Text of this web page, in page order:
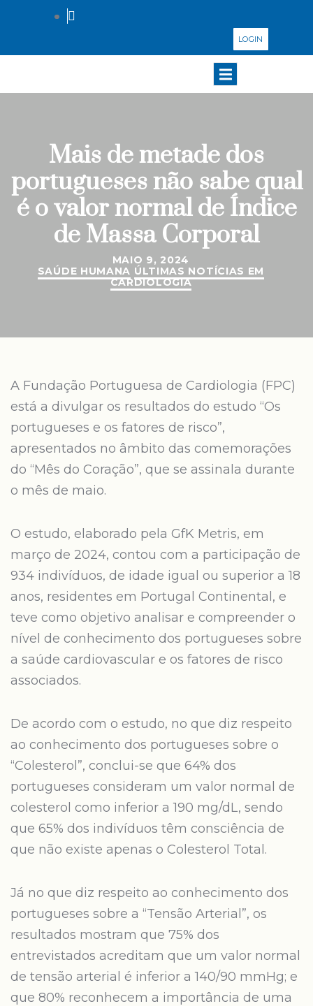
LOGIN
Mais de metade dos
portugueses não sabe qual
é o valor normal de Índice
de Massa Corporal
MAIO 9, 2024
SAÚDE HUMANA ÚLTIMAS NOTÍCIAS EM
CARDIOLOGIA
A Fundação Portuguesa de Cardiologia (FPC)
está a divulgar os resultados do estudo “Os
portugueses e os fatores de risco”,
apresentados no âmbito das comemorações
do “Mês do Coração”, que se assinala durante
o mês de maio.
O estudo, elaborado pela GfK Metris, em
março de 2024, contou com a participação de
934 indivíduos, de idade igual ou superior a 18
anos, residentes em Portugal Continental, e
teve como objetivo analisar e compreender o
nível de conhecimento dos portugueses sobre
a saúde cardiovascular e os fatores de risco
associados.
De acordo com o estudo, no que diz respeito
ao conhecimento dos portugueses sobre o
“Colesterol”, conclui-se que 64% dos
portugueses consideram um valor normal de
colesterol como inferior a 190 mg/dL, sendo
que 65% dos indivíduos têm consciência de
que não existe apenas o Colesterol Total.
Já no que diz respeito ao conhecimento dos
portugueses sobre a “Tensão Arterial”, os
resultados mostram que 75% dos
entrevistados acreditam que um valor normal
de tensão arterial é inferior a 140/90 mmHg; e
que 80% reconhecem a importância de uma